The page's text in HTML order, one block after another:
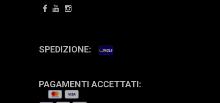
SPEDIZIONE:
PAGAMENTI ACCETTATI: